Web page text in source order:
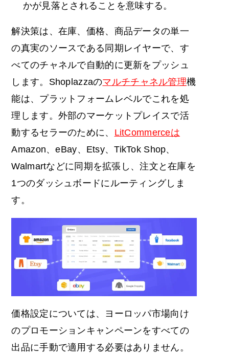
かが見落とされることを意味する。
解決策は、在庫、価格、商品データの単一
の真実のソースである同期レイヤーで、す
べてのチャネルで自動的に更新をプッシュ
します。Shoplazzaのマルチチャネル管理機
能は、プラットフォームレベルでこれを処
理します。外部のマーケットプレイスで活
動するセラーのために、 LitCommerceは
Amazon、eBay、Etsy、TikTok Shop、
Walmartなどに同期を拡張し、注文と在庫を
1つのダッシュボードにルーティングしま
す。
価格設定については、ヨーロッパ市場向け
のプロモーションキャンペーンをすべての
出品に手動で適用する必要はありません。